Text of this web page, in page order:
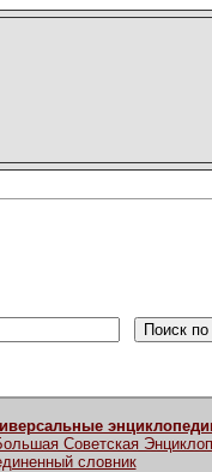
Советская
словник